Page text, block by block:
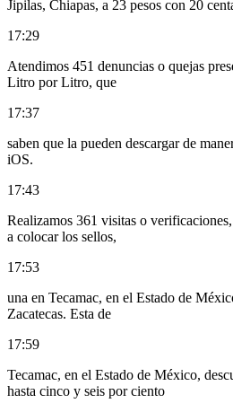
Jipilas, Chiapas, a 23 pesos con 20
17:29
Atendimos 451 denuncias o quejas
Litro por Litro, que
17:37
saben que la pueden descargar de
iOS.
17:43
Realizamos 361 visitas o
a colocar los sellos,
17:53
una en Tecamac, en el Estado de
Zacatecas. Esta de
17:59
Tecamac, en el Estado de México,
hasta cinco y seis por ciento